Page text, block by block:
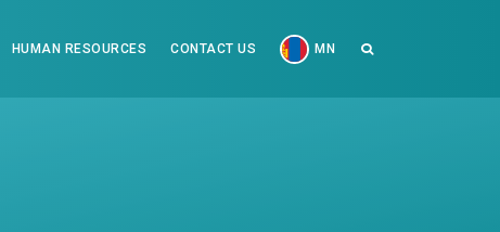
HUMAN RESOURCES CONTACT US MN